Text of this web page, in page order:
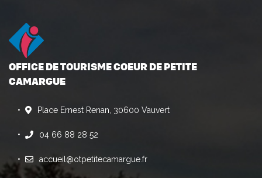
OFFICE DE TOURISME COEUR DE PETITE
CAMARGUE
Place Ernest Renan, 30600 Vauvert
04 66 88 28 52
accueil@otpetitecamargue.fr